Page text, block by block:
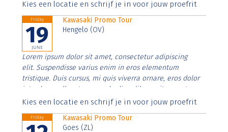
Aenean faucibus nibh et justo cursus id rutrum lorem
Kies een locatie en schrijf je in voor jouw proefrit
Friday
19
JUNE
Kawasaki Promo Tour
Hengelo (OV)
Lorem ipsum dolor sit amet, consectetur adipiscing
elit. Suspendisse varius enim in eros elementum
tristique. Duis cursus, mi quis viverra ornare, eros dolor
interdum nulla, ut commodo diam libero vitae erat.
Aenean faucibus nibh et justo cursus id rutrum lorem
Kies een locatie en schrijf je in voor jouw proefrit
Friday
Kawasaki Promo Tour
Goes (ZL)